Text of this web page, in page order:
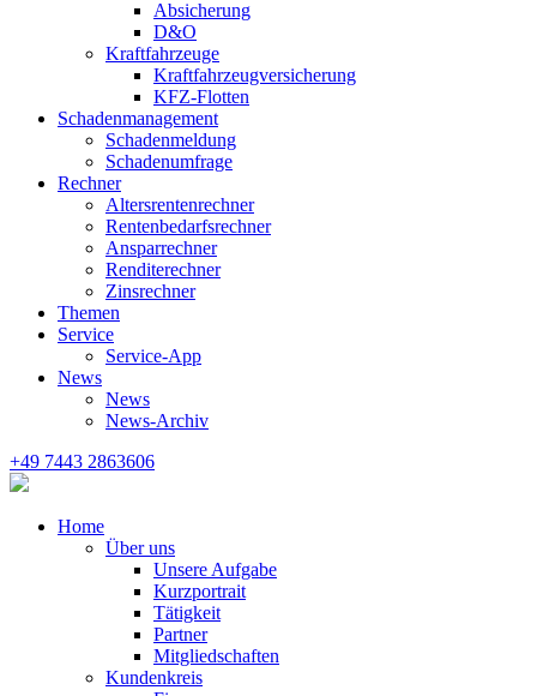
Absicherung
D&O
Kraftfahrzeuge
Kraftfahrzeugversicherung
KFZ-Flotten
Schadenmanagement
Schadenmeldung
Schadenumfrage
Rechner
Altersrentenrechner
Rentenbedarfsrechner
Ansparrechner
Renditerechner
Zinsrechner
Themen
Service
Service-App
News
News
News-Archiv
+49 7443 2863606
Home
Über uns
Unsere Aufgabe
Kurzportrait
Tätigkeit
Partner
Mitgliedschaften
Kundenkreis